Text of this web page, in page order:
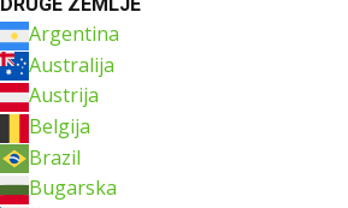
Argentina
Australija
Austrija
Belgija
Brazil
Bugarska